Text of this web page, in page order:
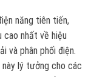
năng tiên tiến,
nhất về hiệu
và phân phối điện.
lý tưởng cho các